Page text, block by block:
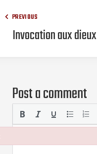
PREVIOUS
Invocation aux dieux
Post a comment